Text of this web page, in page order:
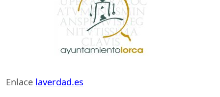
Enlace laverdad.es